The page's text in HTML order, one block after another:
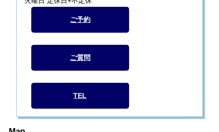
ご予約
ご質問
TEL